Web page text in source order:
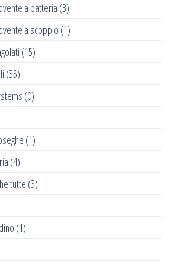
a batteria (3)
a scoppio (1)
(15)
(35)
(0)
(1)
(4)
tutte (3)
(1)